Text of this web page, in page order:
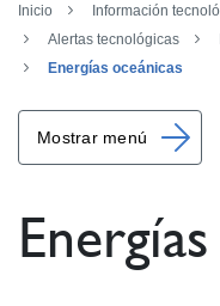
Inicio Información
Alertas tecnológicas
Energías oceánicas
Mostrar menú